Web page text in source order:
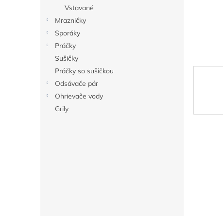
Vstavané
Mrazničky
Sporáky
Práčky
Sušičky
Práčky so sušičkou
Odsávače pár
Ohrievače vody
Grily